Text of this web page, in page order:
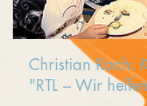
Christian Rach:
"RTL – Wir